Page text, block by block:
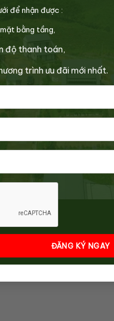
để nhận được :
bằng tầng,
độ thanh toán,
trình ưu đãi mới nhất.
Jade Lake Tây Hồ Tây chắc
hợp lý
tặng BĐS